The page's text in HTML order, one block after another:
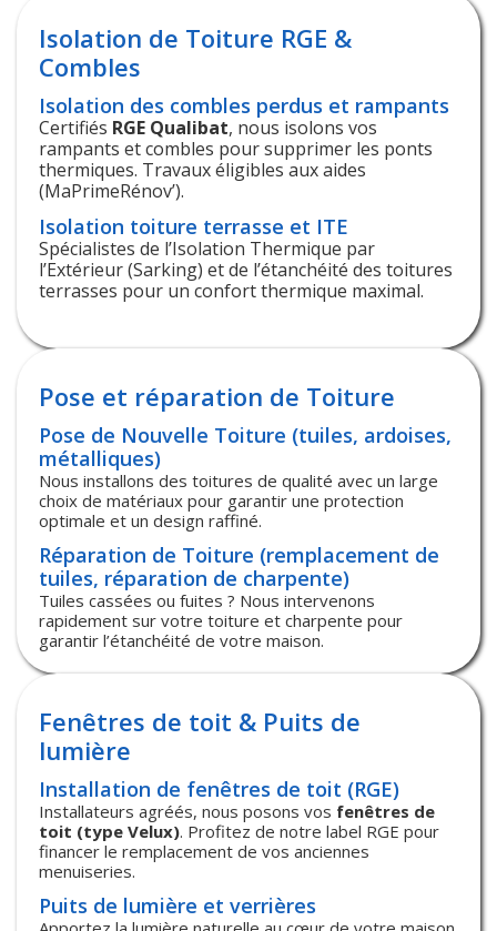
Isolation de Toiture RGE &
Combles
Isolation des combles perdus et rampants
Certifiés RGE Qualibat, nous isolons vos
rampants et combles pour supprimer les ponts
thermiques. Travaux éligibles aux aides
(MaPrimeRénov’).
Isolation toiture terrasse et ITE
Spécialistes de l’Isolation Thermique par
l’Extérieur (Sarking) et de l’étanchéité des toitures
terrasses pour un confort thermique maximal.
Pose et réparation de Toiture
Pose de Nouvelle Toiture (tuiles, ardoises,
métalliques)
Nous installons des toitures de qualité avec un large
choix de matériaux pour garantir une protection
optimale et un design raffiné.
Réparation de Toiture (remplacement de
tuiles, réparation de charpente)
Tuiles cassées ou fuites ? Nous intervenons
rapidement sur votre toiture et charpente pour
garantir l’étanchéité de votre maison.
Fenêtres de toit & Puits de
lumière
Installation de fenêtres de toit (RGE)
Installateurs agréés, nous posons vos fenêtres de
toit (type Velux). Profitez de notre label RGE pour
financer le remplacement de vos anciennes
menuiseries.
Puits de lumière et verrières